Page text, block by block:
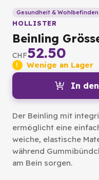
Gesundheit & Wohlbefinden
HOLLISTER
Beinling
CHF52.50
Wenige an Lager
In
Der Beinling mit
ermöglicht eine
weiche, elastische
während
am Bein sorgen.